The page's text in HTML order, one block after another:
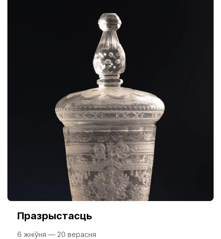
Празрыстасць
6 жніўня — 20 верасня